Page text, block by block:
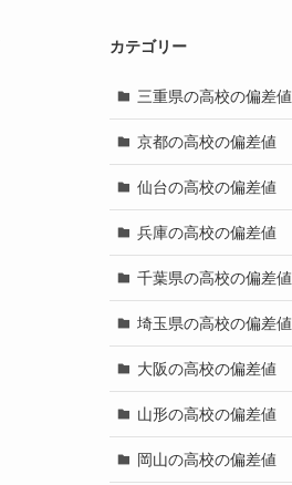
カテゴリー
三重県の高校の偏差値
京都の高校の偏差値
仙台の高校の偏差値
兵庫の高校の偏差値
千葉県の高校の偏差値
埼玉県の高校の偏差値
大阪の高校の偏差値
山形の高校の偏差値
岡山の高校の偏差値